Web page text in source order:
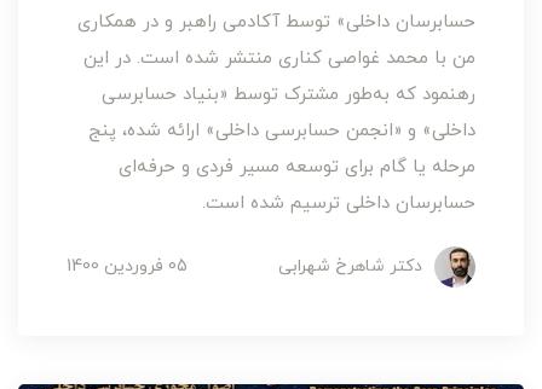
حسابرسان داخلی» توسط آکادمی راهبر و در همکاری
من با محمد غواصی کناری منتشر شده است. در این
رهنمود که به‌طور مشترک توسط «بنیاد حسابرسی
داخلی» و «انجمن حسابرسی داخلی» ارائه شده، پنج
مرحله یا گام برای توسعه مسیر فردی و حرفه‌ای
حسابرسان داخلی ترسیم شده است.
دکتر شاهرخ شهرابی 05 فروردین 1400